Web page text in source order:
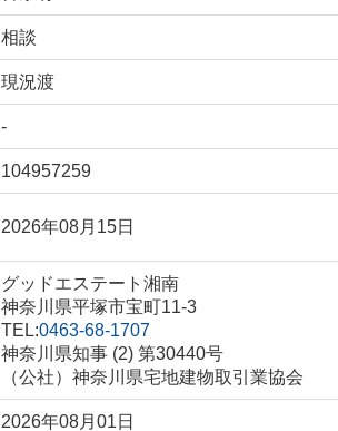
相談
現況渡
-
104957259
2026年08月15日
グッドエステート湘南
神奈川県平塚市宝町11-3
TEL:0463-68-1707
神奈川県知事 (2) 第30440号
（公社）神奈川県宅地建物取引業協会
2026年08月01日